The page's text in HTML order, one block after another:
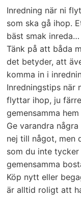
Inredning när ni
som ska gå ihop.
bäst smak inreda…
Tänk på att båda
det betyder, att
komma in i
Inredningstips när
flyttar ihop, ju
gemensamma
Ge varandra
nej till något, men
som du inte
gemensamma
Köp nytt eller
är alltid roligt att